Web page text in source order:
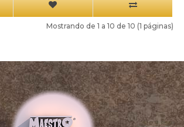
Mostrando de 1 a 10 de 10 (1 páginas)